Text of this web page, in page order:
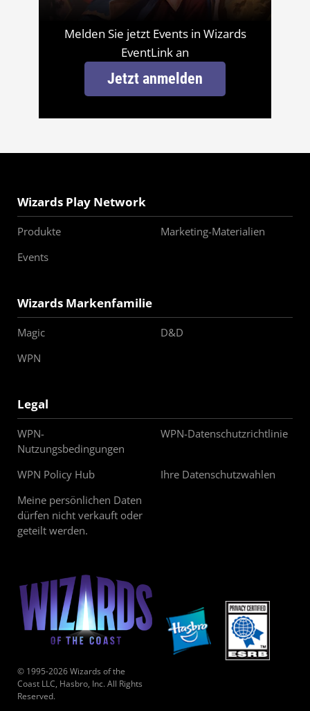
Melden Sie jetzt Events in Wizards
EventLink an
Jetzt anmelden
Wizards Play Network
Produkte
Marketing-Materialien
Events
Wizards Markenfamilie
Magic
D&D
WPN
Legal
WPN-
Nutzungsbedingungen
WPN-Datenschutzrichtlinie
WPN Policy Hub
Ihre Datenschutzwahlen
Meine persönlichen Daten
dürfen nicht verkauft oder
geteilt werden.
© 1995-2026 Wizards of the
Coast LLC, Hasbro, Inc. All Rights
Reserved.